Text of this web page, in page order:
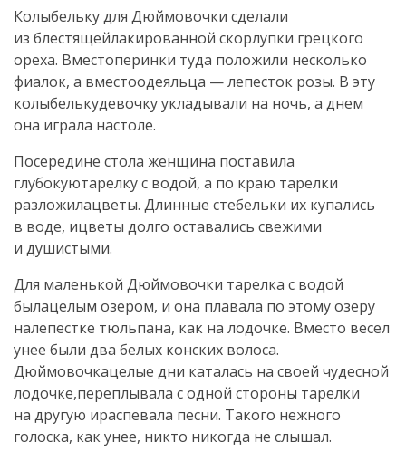
Колыбельку для Дюймовочки сделали
из блестящейлакированной скорлупки грецкого
ореха. Вместоперинки туда положили несколько
фиалок, а вместоодеяльца — лепесток розы. В эту
колыбелькудевочку укладывали на ночь, а днем
она играла настоле.
Посередине стола женщина поставила
глубокуютарелку с водой, а по краю тарелки
разложилацветы. Длинные стебельки их купались
в воде, ицветы долго оставались свежими
и душистыми.
Для маленькой Дюймовочки тарелка с водой
былацелым озером, и она плавала по этому озеру
налепестке тюльпана, как на лодочке. Вместо весел
унее были два белых конских волоса.
Дюймовочкацелые дни каталась на своей чудесной
лодочке,переплывала с одной стороны тарелки
на другую ираспевала песни. Такого нежного
голоска, как унее, никто никогда не слышал.